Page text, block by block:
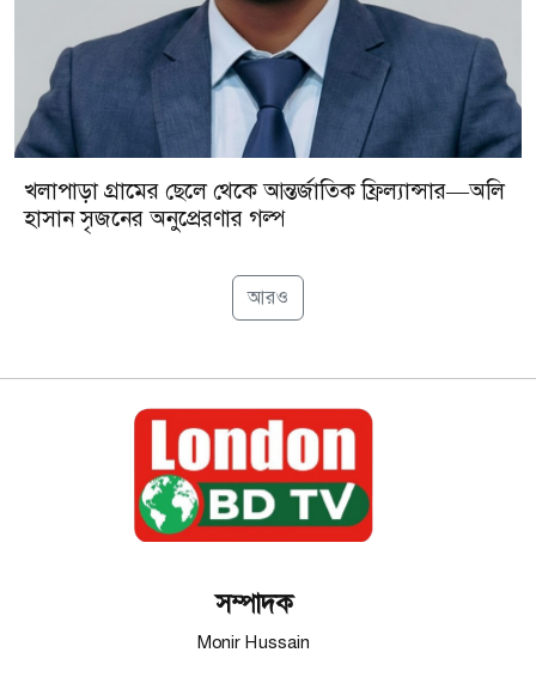
খলাপাড়া গ্রামের ছেলে থেকে আন্তর্জাতিক ফ্রিল্যান্সার—অলি
হাসান সৃজনের অনুপ্রেরণার গল্প
আরও
সম্পাদক
Monir Hussain